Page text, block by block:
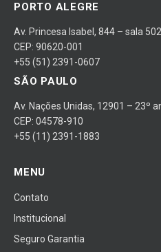
PORTO ALEGRE
Av. Princesa Isabel, 844 – sala
CEP: 90620-001
+55 (51) 2391-0607
SÃO PAULO
Av. Nações Unidas, 12901 – 23º
CEP: 04578-910
+55 (11) 2391-1883
MENU
Contato
Institucional
Seguro Garantia